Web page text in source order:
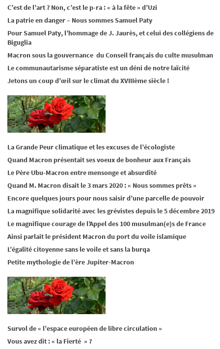
C’est de l’art ? Non, c’est le p-ra : « à la fête » d’Uzi
La patrie en danger – Nous sommes Samuel Paty
Pour Samuel Paty, l’hommage de J. Jaurès, et celui des collégiens de
Biguglia
Macron sous la gouvernance du Conseil français du culte musulman
Le communautarisme séparatiste est un déni de notre laïcité
Jetons un coup d’œil sur le climat du XVIIIème siècle !
La Grande Peur climatique et les excuses de l’écologiste
Quand Macron présentait ses voeux de bonheur aux Français
Le Père Ubu-Macron entre mensonge et absurdité
Quand M. Macron disait le 3 mars 2020 : « Nous sommes prêts »
Encore quelques jours pour nous saisir d’une parcelle de pouvoir
La magnifique solidarité avec les grévistes depuis le 5 décembre 2019
Le magnifique courage de l’Appel des 100 musulman(e)s de France
Ainsi parlait le président Macron du port du voile islamique
L’égalité citoyenne sans le voile et sans la burqa
Petite mythologie de l’ère Jupiter-Macron
Survol de « l’espace européen de libre circulation »
Vous avez dit : « la Fierté » ?